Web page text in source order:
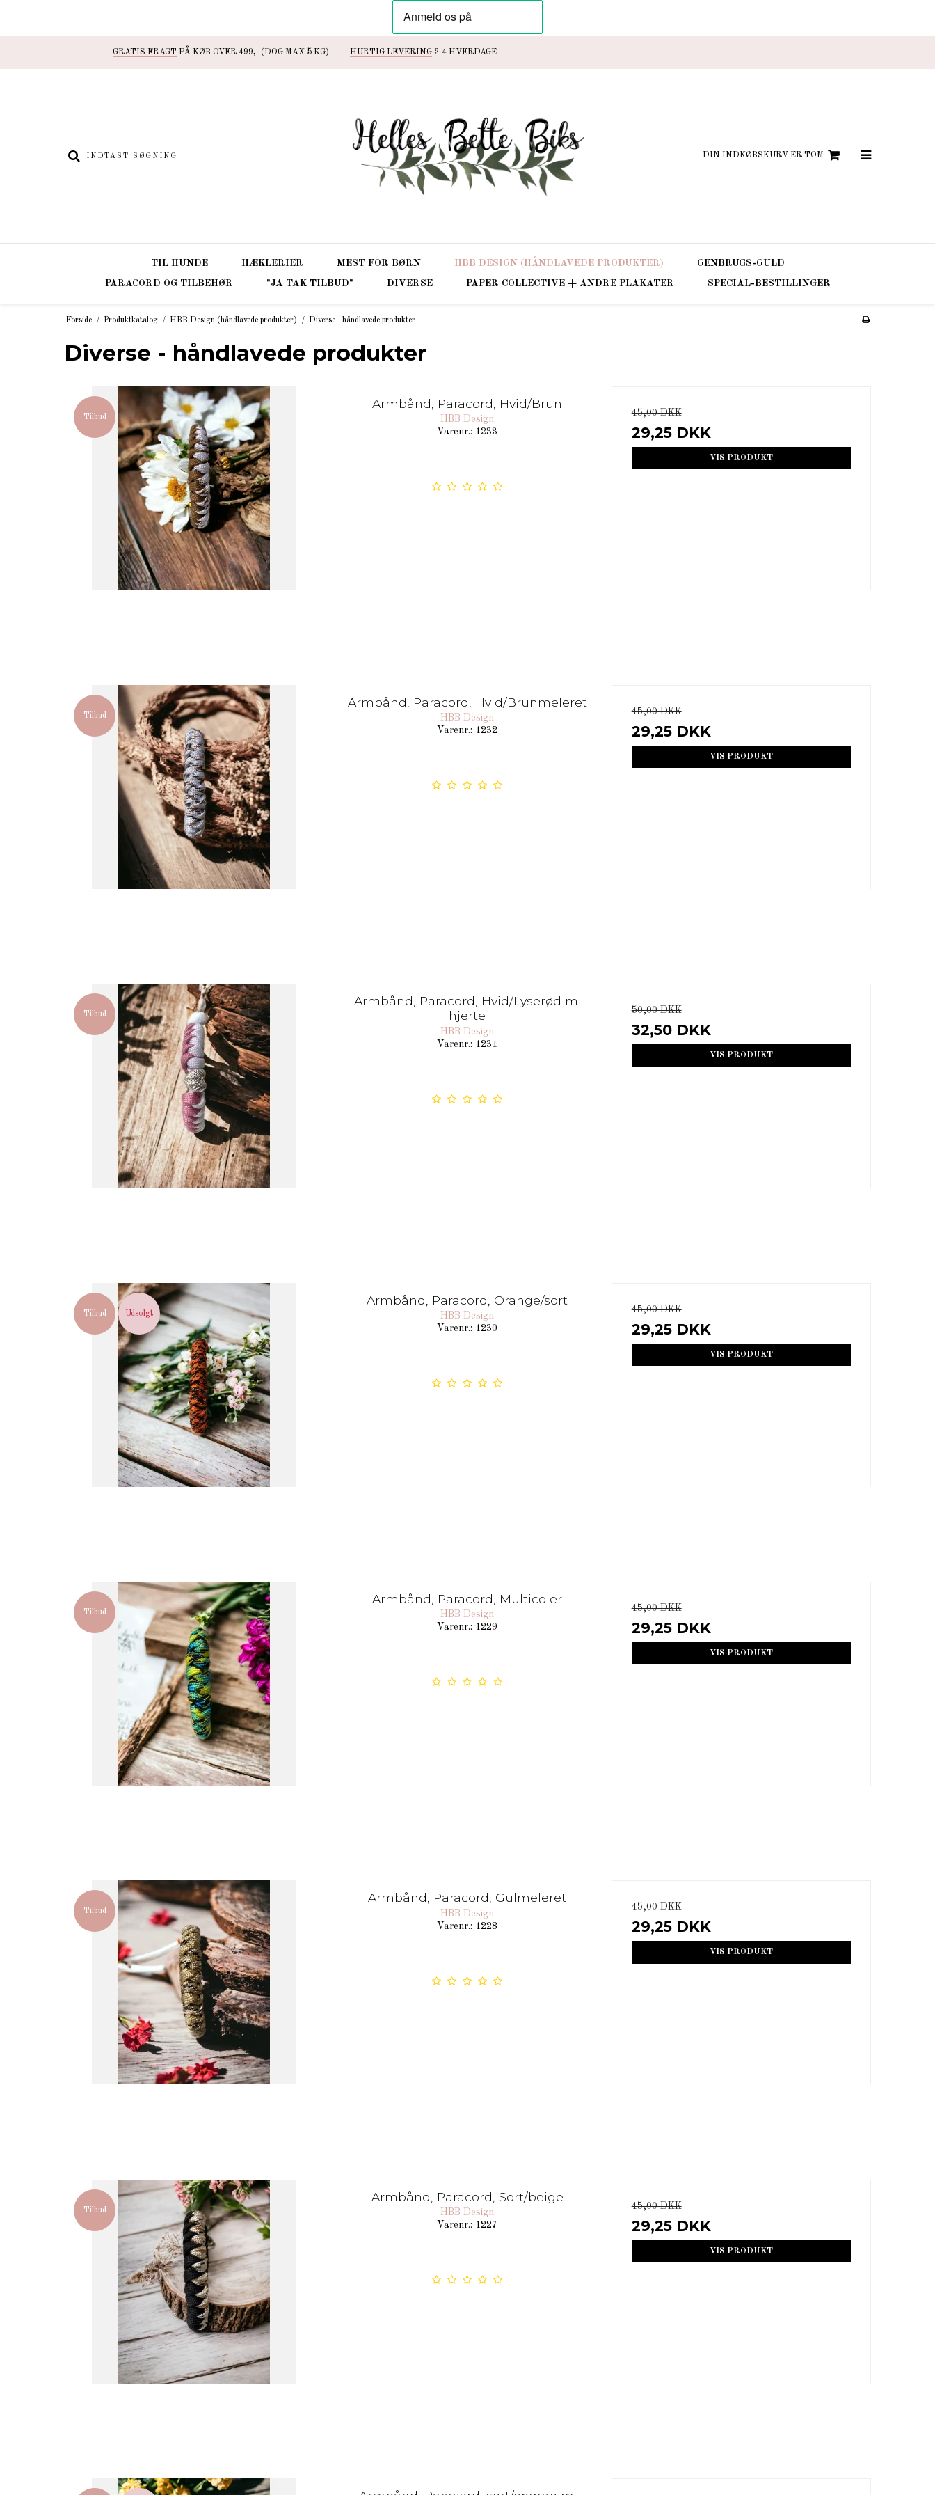
GRATIS FRAGT PÅ KØB OVER 499,- (DOG MAX 5 KG) HURTIG LEVERING2-4 HVERDAGE
DIN INDKØBSKURV ER TOM
TIL HUNDE HÆKLERIER MEST FOR BØRN HBB DESIGN (HÅNDLAVEDE PRODUKTER) GENBRUGS-GULD
PARACORD OG TILBEHØR "JA TAK TILBUD" DIVERSE PAPER COLLECTIVE + ANDRE PLAKATER SPECIAL-BESTILLINGER
Forside / Produktkatalog / HBB Design (håndlavede produkter) / Diverse - håndlavede produkter
Diverse - håndlavede produkter
Tilbud
Armbånd, Paracord, Hvid/Brun
HBB Design
Varenr.: 1233
45,00 DKK
29,25 DKK
VIS PRODUKT
Tilbud
Armbånd, Paracord, Hvid/Brunmeleret
HBB Design
Varenr.: 1232
45,00 DKK
29,25 DKK
VIS PRODUKT
Tilbud
Armbånd, Paracord, Hvid/Lyserød m.
hjerte
HBB Design
Varenr.: 1231
50,00 DKK
32,50 DKK
VIS PRODUKT
Tilbud Udsolgt
Armbånd, Paracord, Orange/sort
HBB Design
Varenr.: 1230
45,00 DKK
29,25 DKK
VIS PRODUKT
Tilbud
Armbånd, Paracord, Multicoler
HBB Design
Varenr.: 1229
45,00 DKK
29,25 DKK
VIS PRODUKT
Tilbud
Armbånd, Paracord, Gulmeleret
HBB Design
Varenr.: 1228
45,00 DKK
29,25 DKK
VIS PRODUKT
Tilbud
Armbånd, Paracord, Sort/beige
HBB Design
Varenr.: 1227
45,00 DKK
29,25 DKK
VIS PRODUKT